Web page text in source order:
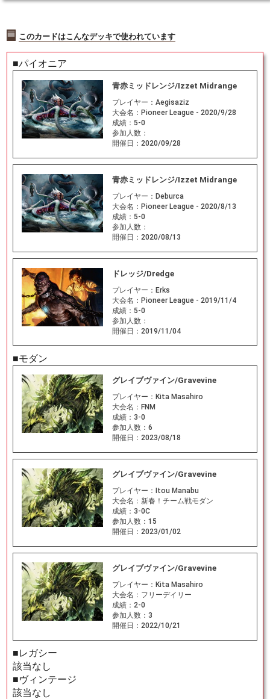
このカードはこんなデッキで使われています
■パイオニア
青赤ミッドレンジ/Izzet Midrange
プレイヤー： Aegisaziz
大会名： Pioneer League - 2020/9/28
成績： 5-0
参加人数：
開催日： 2020/09/28
青赤ミッドレンジ/Izzet Midrange
プレイヤー： Deburca
大会名： Pioneer League - 2020/8/13
成績： 5-0
参加人数：
開催日： 2020/08/13
ドレッジ/Dredge
プレイヤー： Erks
大会名： Pioneer League - 2019/11/4
成績： 5-0
参加人数：
開催日： 2019/11/04
■モダン
グレイブヴァイン/Gravevine
プレイヤー： Kita Masahiro
大会名： FNM
成績： 3-0
参加人数： 6
開催日： 2023/08/18
グレイブヴァイン/Gravevine
プレイヤー：
Itou Manabu
大会名： 新春！チーム戦モダン
成績： 3-0C
参加人数： 15
開催日： 2023/01/02
グレイブヴァイン/Gravevine
プレイヤー： Kita Masahiro
大会名： フリーデイリー
成績： 2-0
参加人数： 3
開催日： 2022/10/21
■レガシー
該当なし
■ヴィンテージ
該当なし